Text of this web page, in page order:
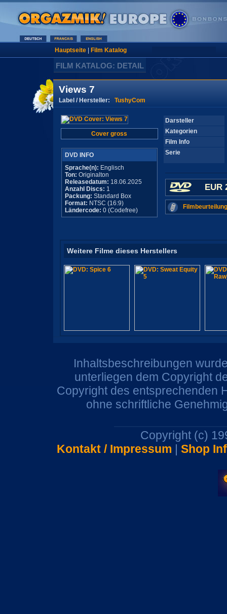
Hauptseite| Film Katalog
FILM KATALOG: DETAIL
Views 7
Label / Hersteller: TushyCom
Cover gross
DVD INFO
Sprache(n): Englisch
Ton: Originalton
Releasedatum: 18.06.2025
Anzahl Discs: 1
Packung: Standard Box
Format: NTSC (16:9)
Ländercode: 0 (Codefree)
Darsteller
Kategorien
Film Info
Serie
EUR
Weitere Filme dieses Herstellers
Inhaltsbeschreibungen
unterliegen dem Copyright
Copyright des entsprechenden
ohne schriftliche
Copyright (c)
Kontakt / Impressum | Shop